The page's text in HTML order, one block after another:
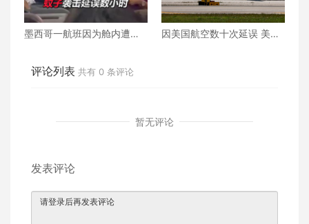
墨西哥一航班因为舱内遭到
因美国航空数十次延误 美国
评论列表 共有 0 条评论
暂无评论
发表评论